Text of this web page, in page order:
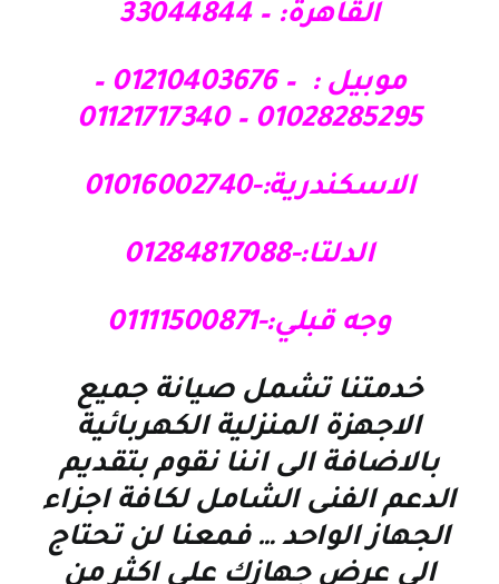
القاهرة: – 33044844
موبيل : – 01210403676 –
01028285295 – 01121717340
الاسكندرية:-01016002740
الدلتا:-01284817088
وجه قبلي:-01111500871
خدمتنا تشمل صيانة جميع
الاجهزة المنزلية الكهربائية
بالاضافة الى اننا نقوم بتقديم
الدعم الفنى الشامل لكافة اجزاء
الجهاز الواحد … فمعنا لن تحتاج
الى عرض جهازك على اكثر من